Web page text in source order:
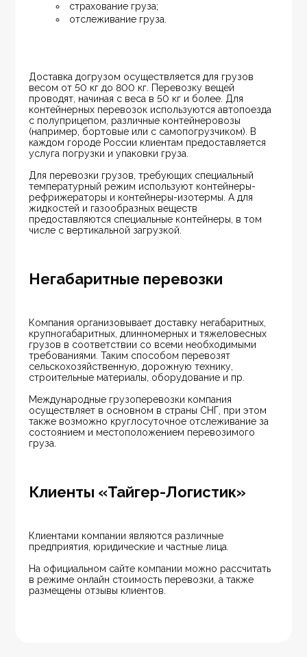
страхование груза;
отслеживание груза.
Доставка догрузом осуществляется для грузов
весом от 50 кг до 800 кг. Перевозку вещей
проводят, начиная с веса в 50 кг и более. Для
контейнерных перевозок используются автопоезда
с полуприцепом, различные контейнеровозы
(например, бортовые или с самопогрузчиком). В
каждом городе России клиентам предоставляется
услуга погрузки и упаковки груза.
Для перевозки грузов, требующих специальный
температурный режим используют контейнеры-
рефрижераторы и контейнеры-изотермы. А для
жидкостей и газообразных веществ
предоставляются специальные контейнеры, в том
числе с вертикальной загрузкой.
Негабаритные перевозки
Компания организовывает доставку негабаритных,
крупногабаритных, длинномерных и тяжеловесных
грузов в соответствии со всеми необходимыми
требованиями. Таким способом перевозят
сельскохозяйственную, дорожную технику,
строительные материалы, оборудование и пр.
Международные грузоперевозки компания
осуществляет в основном в страны СНГ, при этом
также возможно круглосуточное отслеживание за
состоянием и местоположением перевозимого
груза.
Клиенты «Тайгер-Логистик»
Клиентами компании являются различные
предприятия, юридические и частные лица.
На официальном сайте компании можно рассчитать
в режиме онлайн стоимость перевозки, а также
размещены отзывы клиентов.